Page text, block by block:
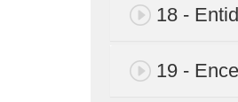
18 -
19 -